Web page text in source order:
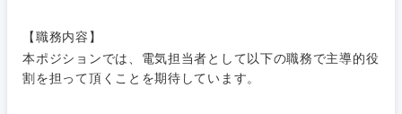
【職務内容】
本ポジションでは、電気担当者として以下の職務で主導的役
割を担って頂くことを期待しています。
タント
専門職
技術職（モノづくり）
小売・通販・外食
フルリモート
年間休日120日以